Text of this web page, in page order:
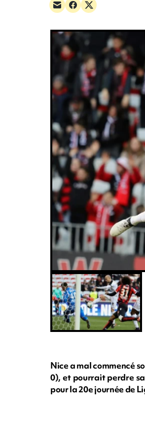
Nice a mal commencé
0), et pourrait perdre
pour la 20e journée de